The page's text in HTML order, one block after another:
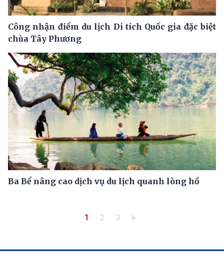
Công nhận điểm du lịch Di tích Quốc gia đặc biệt
chùa Tây Phương
Ba Bể nâng cao dịch vụ du lịch quanh lòng hồ
Trang hiện thời
1 Trang
2 Trang
3